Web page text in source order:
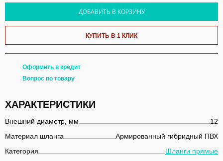
ДОБАВИТЬ В КОРЗИНУ
КУПИТЬ В 1 КЛИК
Оформить в кредит
Вопрос по товару
ХАРАКТЕРИСТИКИ
Внешний диаметр, мм
12
Материал шланга
Армированный гибридный ПВХ
Категория
Шланги прямые